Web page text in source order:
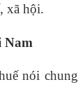
xã hội.
Nam
nói